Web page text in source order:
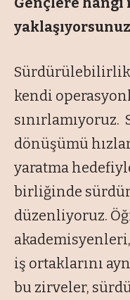
Sürdürülebilirlik
kendi
dönüşümü
yaratma
birliğinde
düzenliyoruz.
iş ortaklarını
bu zirveler,